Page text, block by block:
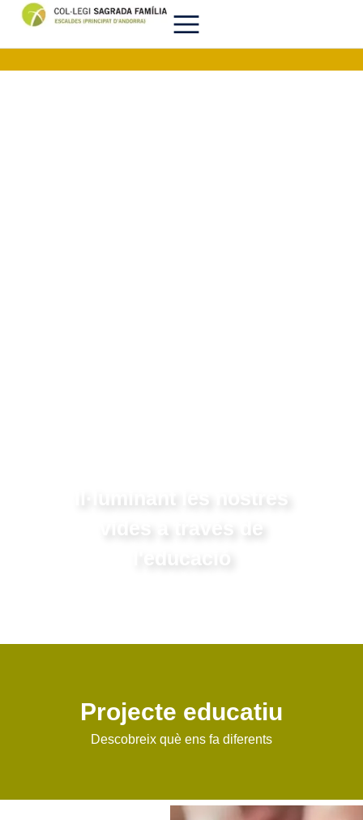
vides a través de
Projecte educatiu
Descobreix què ens fa diferents